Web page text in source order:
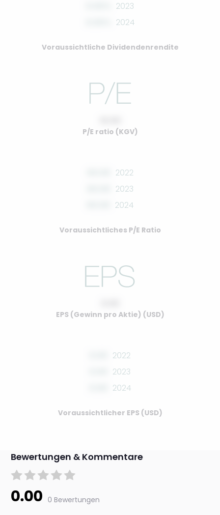
2023
2024
Voraussichtliche Dividendenrendite
P/E ratio (KGV)
2022
2023
2024
Voraussichtliches P/E Ratio
EPS (Gewinn pro Aktie) (USD)
2022
2023
2024
Voraussichtlicher EPS (USD)
Bewertungen & Kommentare
0.00 0 Bewertungen